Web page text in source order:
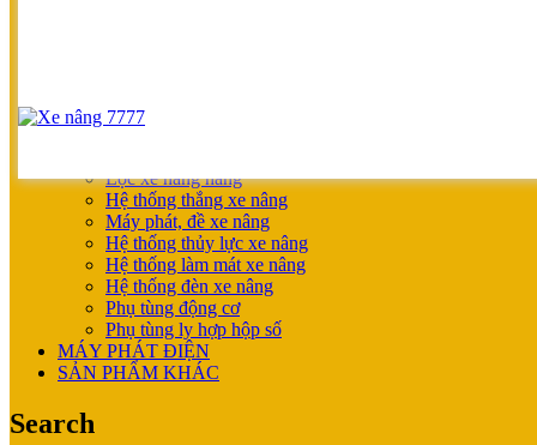
XE NÂNG TAY ĐIỆN
Lọc xe nâng hàng
Hệ thống thắng xe nâng
Máy phát, đề xe nâng
Hệ thống thủy lực xe nâng
Hệ thống làm mát xe nâng
Hệ thống đèn xe nâng
Phụ tùng động cơ
Phụ tùng ly hợp hộp số
MÁY PHÁT ĐIỆN
SẢN PHẨM KHÁC
Search